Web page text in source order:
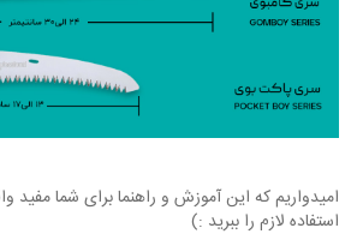
امیدواریم که این آموزش و راهنما برای شما مفید
استفاده لازم را ببرید :)